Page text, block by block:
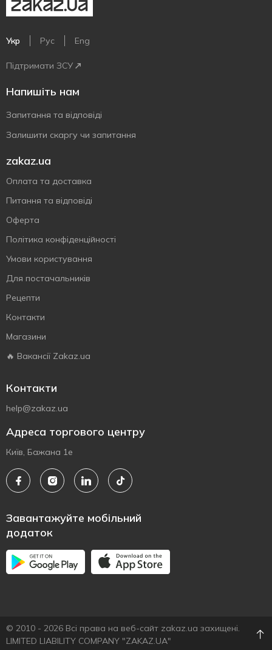
Укр Рус Eng
Підтримати ЗСУ
Напишіть нам
Запитання та відповіді
Залишити скаргу чи запитання
zakaz.ua
Оплата та доставка
Питання та відповіді
Оферта
Політика конфіденційності
Умови користування
Для постачальників
Рецепти
Контакти
Магазини
🔥 Вакансії Zakaz.ua
Контакти
help@zakaz.ua
Адреса торгового центру
Київ, Бажана 1е
Завантажуйте мобільний
додаток
© 2010 - 2026 Всі права на веб-сайт zakaz.ua захищені.
LIMITED LIABILITY COMPANY "ZAKAZ.UA"